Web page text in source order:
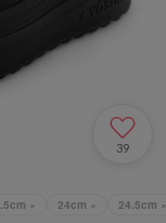
39
× 24cm × 24.5cm ×